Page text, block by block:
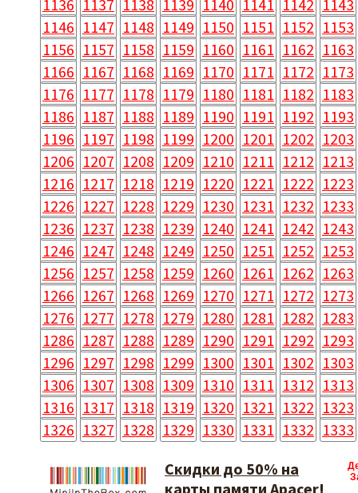
1136 1137 1138 1139 1140 1141 1142 1143
1146 1147 1148 1149 1150 1151 1152 1153
1156 1157 1158 1159 1160 1161 1162 1163
1166 1167 1168 1169 1170 1171 1172 1173
1176 1177 1178 1179 1180 1181 1182 1183
1186 1187 1188 1189 1190 1191 1192 1193
1196 1197 1198 1199 1200 1201 1202 1203
1206 1207 1208 1209 1210 1211 1212 1213
1216 1217 1218 1219 1220 1221 1222 1223
1226 1227 1228 1229 1230 1231 1232 1233
1236 1237 1238 1239 1240 1241 1242 1243
1246 1247 1248 1249 1250 1251 1252 1253
1256 1257 1258 1259 1260 1261 1262 1263
1266 1267 1268 1269 1270 1271 1272 1273
1276 1277 1278 1279 1280 1281 1282 1283
1286 1287 1288 1289 1290 1291 1292 1293
1296 1297 1298 1299 1300 1301 1302 1303
1306 1307 1308 1309 1310 1311 1312 1313
1316 1317 1318 1319 1320 1321 1322 1323
1326 1327 1328 1329 1330 1331 1332 1333
Скидки до 50% на
карты памяти Apacer!